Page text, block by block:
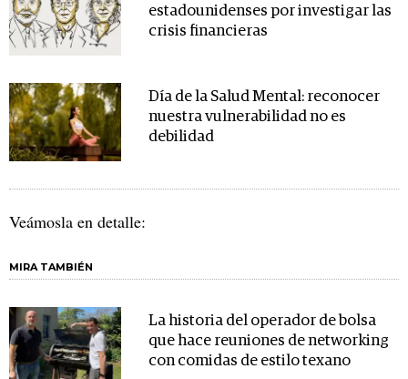
estadounidenses por investigar las
crisis financieras
Día de la Salud Mental: reconocer
nuestra vulnerabilidad no es
debilidad
Veámosla en detalle:
MIRA TAMBIÉN
La historia del operador de bolsa
que hace reuniones de networking
con comidas de estilo texano